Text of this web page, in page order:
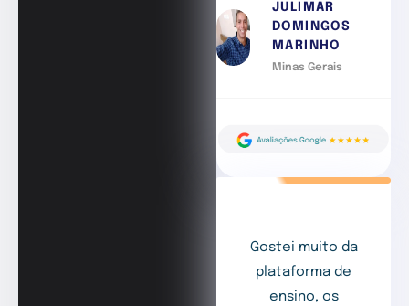
JULIMAR
DOMINGOS
MARINHO
Minas Gerais
Gostei muito da
plataforma de
ensino, os